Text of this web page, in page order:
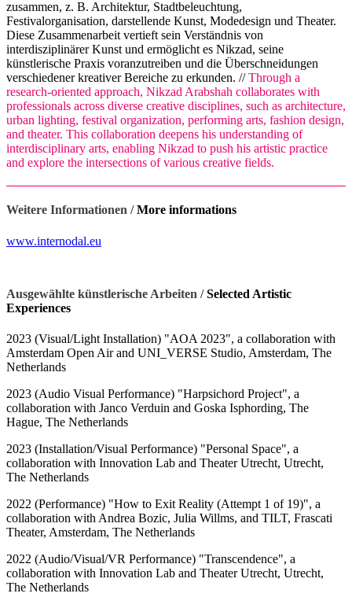
zusammen, z. B. Architektur, Stadtbeleuchtung,
Festivalorganisation, darstellende Kunst, Modedesign und Theater.
Diese Zusammenarbeit vertieft sein Verständnis von
interdisziplinärer Kunst und ermöglicht es Nikzad, seine
künstlerische Praxis voranzutreiben und die Überschneidungen
verschiedener kreativer Bereiche zu erkunden. //Through a
research-oriented approach, Nikzad Arabshah collaborates with
professionals across diverse creative disciplines, such as architecture,
urban lighting, festival organization, performing arts, fashion design,
and theater. This collaboration deepens his understanding of
interdisciplinary arts, enabling Nikzad to push his artistic practice
and explore the intersections of various creative fields.
Weitere Informationen /More informations
www.internodal.eu
Ausgewählte künstlerische Arbeiten /Selected Artistic
Experiences
2023 (Visual/Light Installation) "AOA 2023", a collaboration with
Amsterdam Open Air and UNI_VERSE Studio, Amsterdam, The
Netherlands
2023 (Audio Visual Performance) "Harpsichord Project", a
collaboration with Janco Verduin and Goska Isphording, The
Hague, The Netherlands
2023 (Installation/Visual Performance) "Personal Space", a
collaboration with Innovation Lab and Theater Utrecht, Utrecht,
The Netherlands
2022 (Performance) "How to Exit Reality (Attempt 1 of 19)", a
collaboration with Andrea Bozic, Julia Willms, and TILT, Frascati
Theater, Amsterdam, The Netherlands
2022 (Audio/Visual/VR Performance) "Transcendence", a
collaboration with Innovation Lab and Theater Utrecht, Utrecht,
The Netherlands